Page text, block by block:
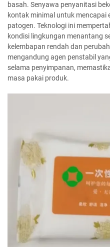
basah. Senyawa penyanitasi
kontak minimal untuk mencapai
patogen. Teknologi ini
kondisi lingkungan menantang
kelembapan rendah dan
mengandung agen penstabil
selama penyimpanan,
masa pakai produk.